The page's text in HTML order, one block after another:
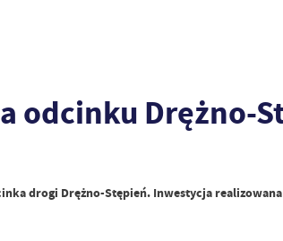
odcinku Drężno-
drogi Drężno-Stępień. Inwestycja